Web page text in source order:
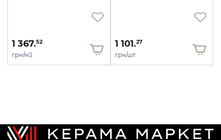
1 367.52
грн/м2
1 101.27
грн/шт